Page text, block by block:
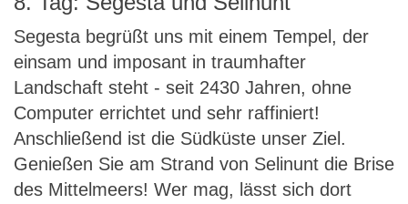
Segesta begrüßt uns mit einem Tempel, der
einsam und imposant in traumhafter
Landschaft steht - seit 2430 Jahren, ohne
Computer errichtet und sehr raffiniert!
Anschließend ist die Südküste unser Ziel.
Genießen Sie am Strand von Selinunt die Brise
des Mittelmeers! Wer mag, lässt sich dort